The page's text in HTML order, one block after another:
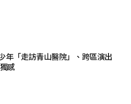
年「走訪青山醫院」、跨區演出
感